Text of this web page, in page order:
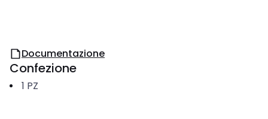
Documentazione
Confezione
1 PZ